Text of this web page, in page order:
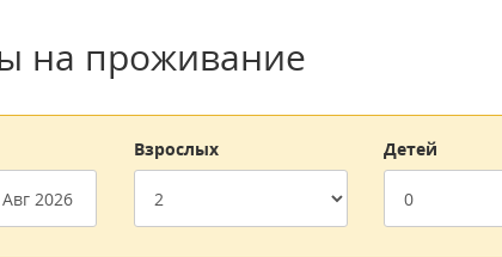
на проживание
Взрослых Детей